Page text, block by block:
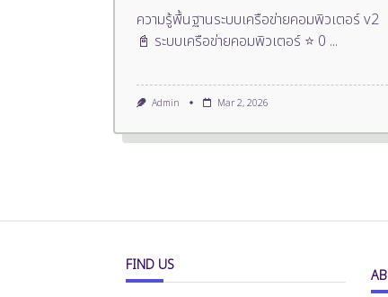
ความรู้พื้นฐานระบบเครือข่ายคอมพิวเตอร์ v2
📓 ระบบเครือข่ายคอมพิวเตอร์ ⭐ 0 ...
Admin Mar 2, 2026
FIND US